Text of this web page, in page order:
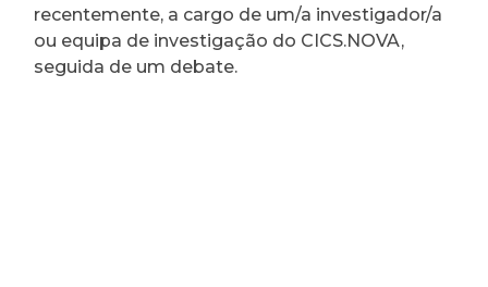
recentemente, a cargo de um/a investigador/a
ou equipa de investigação do CICS.NOVA,
seguida de um debate.